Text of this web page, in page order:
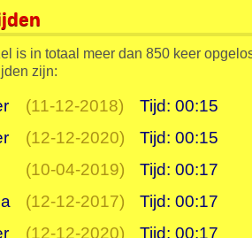
is in totaal meer dan 850 keer
zijn:
(11-12-2018)
Tijd: 00:15
(12-12-2020)
Tijd: 00:15
(10-04-2019)
Tijd: 00:17
(12-12-2017)
Tijd: 00:17
(12-12-2020) Tijd: 00:17